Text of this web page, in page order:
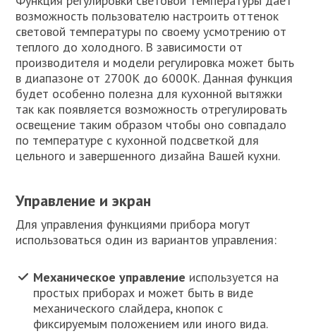
возможность пользователю настроить оттенок
световой температуры по своему усмотрению от
теплого до холодного. В зависимости от
производителя и модели регулировка может быть
в диапазоне от 2700К до 6000К. Данная функция
будет особенно полезна для кухонной вытяжки
так как появляется возможность отрегулировать
освещение таким образом чтобы оно совпадало
по температуре с кухонной подсветкой для
цельного и завершенного дизайна Вашей кухни.
Управление и экран
Для управления функциями прибора могут
использоваться один из вариантов управления:
Механическое управление используется на
простых приборах и может быть в виде
механического слайдера, кнопок с
фиксируемым положением или иного вида.